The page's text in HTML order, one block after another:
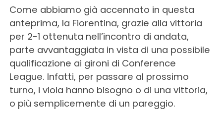
Come abbiamo già accennato in questa
anteprima, la Fiorentina, grazie alla vittoria
per 2-1 ottenuta nell’incontro di andata,
parte avvantaggiata in vista di una possibile
qualificazione ai gironi di Conference
League. Infatti, per passare al prossimo
turno, i viola hanno bisogno o di una vittoria,
o più semplicemente di un pareggio.